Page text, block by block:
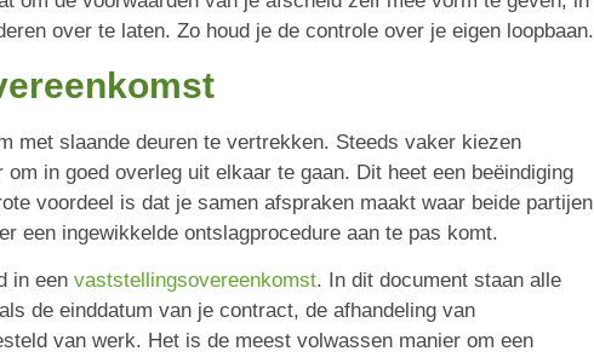
over te laten. Zo houd je de controle over je eigen loopbaan.
met slaande deuren te vertrekken. Steeds vaker kiezen
in goed overleg uit elkaar te gaan. Dit heet een beëindiging
voordeel is dat je samen afspraken maakt waar beide partijen
een ingewikkelde ontslagprocedure aan te pas komt.
in een vaststellingsovereenkomst. In dit document staan alle
de einddatum van je contract, de afhandeling van
van werk. Het is de meest volwassen manier om een